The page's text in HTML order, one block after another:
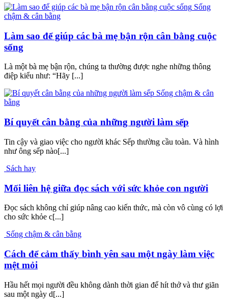
Sống
chậm & cân bằng
Làm sao để giúp các bà mẹ bận rộn cân bằng cuộc
sống
Là một bà mẹ bận rộn, chúng ta thường được nghe những thông
điệp kiểu như: “Hãy [...]
Sống chậm & cân
bằng
Bí quyết cân bằng của những người làm sếp
Tin cậy và giao việc cho người khác Sếp thường cầu toàn. Và hình
như ông sếp nào[...]
Sách hay
Mối liên hệ giữa đọc sách với sức khỏe con người
Đọc sách không chỉ giúp nâng cao kiến thức, mà còn vô cùng có lợi
cho sức khỏe c[...]
Sống chậm & cân bằng
Cách để cảm thấy bình yên sau một ngày làm việc
mệt mỏi
Hầu hết mọi người đều không dành thời gian để hít thở và thư giãn
sau một ngày d[...]